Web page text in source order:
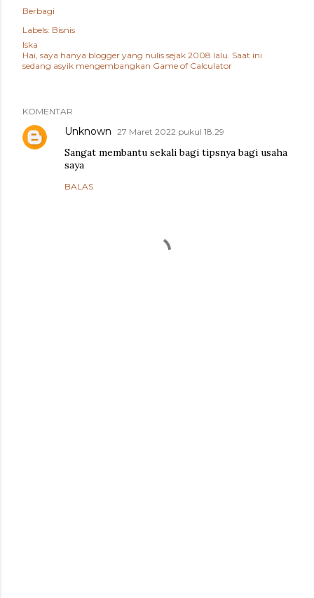
Berbagi
Labels: Bisnis
Iska
Hai, saya hanya blogger yang nulis sejak 2008 lalu. Saat ini
sedang asyik mengembangkan Game of Calculator
KOMENTAR
Unknown 27 Maret 2022 pukul 18.29
Sangat membantu sekali bagi tipsnya bagi usaha
saya
BALAS